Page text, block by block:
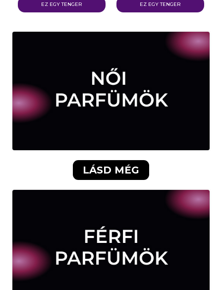
EZ EGY TENGER EZ EGY TENGER
LÁSD MÉG
Create wishlist